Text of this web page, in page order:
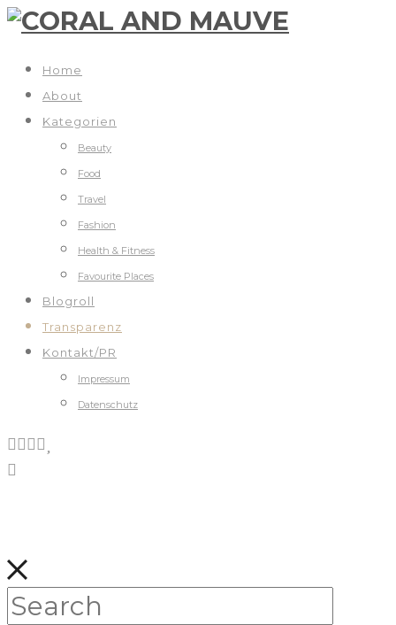
Home
About
Kategorien
Beauty
Food
Travel
Fashion
Health & Fitness
Favourite Places
Blogroll
Transparenz
Kontakt/PR
Impressum
Datenschutz